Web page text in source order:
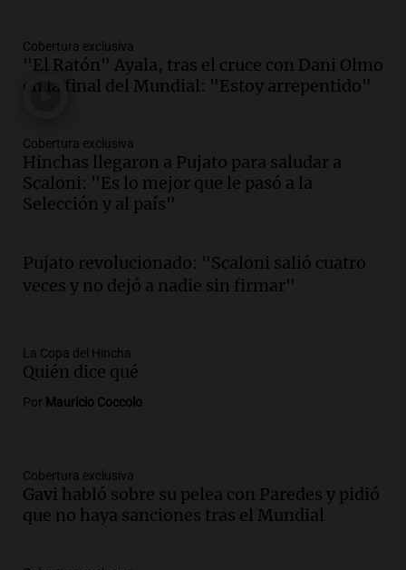
Cobertura exclusiva
"El Ratón" Ayala, tras el cruce con Dani Olmo
en la final del Mundial: "Estoy arrepentido"
Cobertura exclusiva
Hinchas llegaron a Pujato para saludar a
Scaloni: "Es lo mejor que le pasó a la
Selección y al país"
Pujato revolucionado: "Scaloni salió cuatro
veces y no dejó a nadie sin firmar"
La Copa del Hincha
Quién dice qué
Por Mauricio Coccolo
Cobertura exclusiva
Gavi habló sobre su pelea con Paredes y pidió
que no haya sanciones tras el Mundial